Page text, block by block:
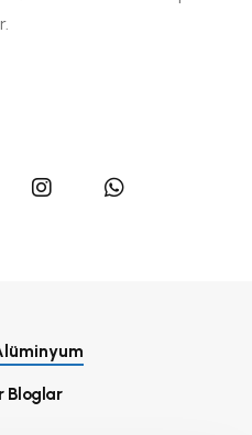
Bloglar